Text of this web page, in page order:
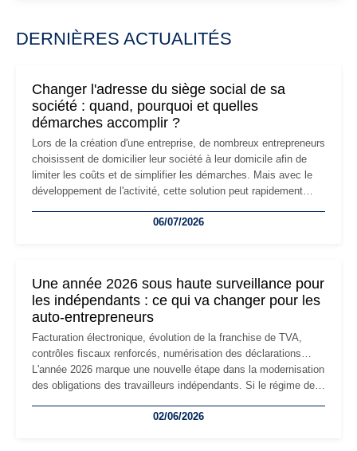
DERNIÈRES ACTUALITÉS
Changer l'adresse du siège social de sa
société : quand, pourquoi et quelles
démarches accomplir ?
Lors de la création d'une entreprise, de nombreux entrepreneurs
choisissent de domicilier leur société à leur domicile afin de
limiter les coûts et de simplifier les démarches. Mais avec le
développement de l'activité, cette solution peut rapidement
professionnels, recrutement, image de marque… Le
06/07/2026
Une année 2026 sous haute surveillance pour
les indépendants : ce qui va changer pour les
auto-entrepreneurs
Facturation électronique, évolution de la franchise de TVA,
contrôles fiscaux renforcés, numérisation des déclarations…
L'année 2026 marque une nouvelle étape dans la modernisation
des obligations des travailleurs indépendants. Si le régime de
les auto-entrepreneurs devront s'adapter à un environnement
02/06/2026